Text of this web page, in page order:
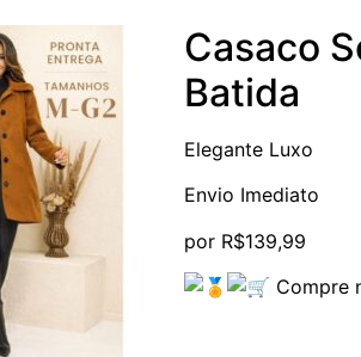
Casaco
Batida
Elegante Luxo
Envio Imediato
por R$139,99
Compre